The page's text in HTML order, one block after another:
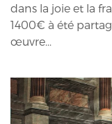
dans la joie et la
1400€ à été
œuvre...